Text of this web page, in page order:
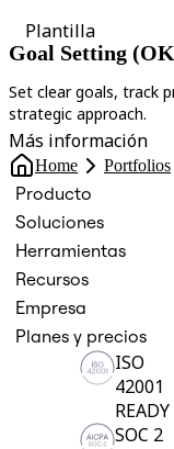
Plantilla
Goal Setting
Set clear goals, track
strategic approach.
Más información
Home Portfolios
Producto
Soluciones
Herramientas
Recursos
Empresa
Planes y precios
ISO
42001
READY
SOC 2